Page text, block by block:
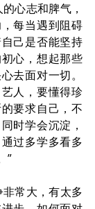
心志和脾气，
每当遇到阻碍
己是否能坚持
心，想起那些
去面对一切。
人，要懂得珍
要求自己，不
时学会沉淀，
过多学多看多
”
常大，有太多